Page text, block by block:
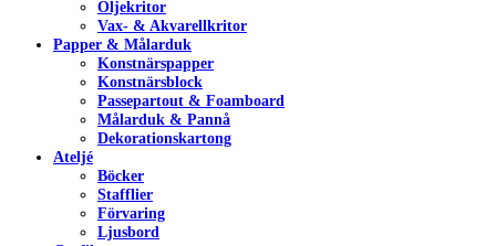
Oljekritor
Vax- & Akvarellkritor
Papper & Målarduk
Konstnärspapper
Konstnärsblock
Passepartout & Foamboard
Målarduk & Pannå
Dekorationskartong
Ateljé
Böcker
Stafflier
Förvaring
Ljusbord